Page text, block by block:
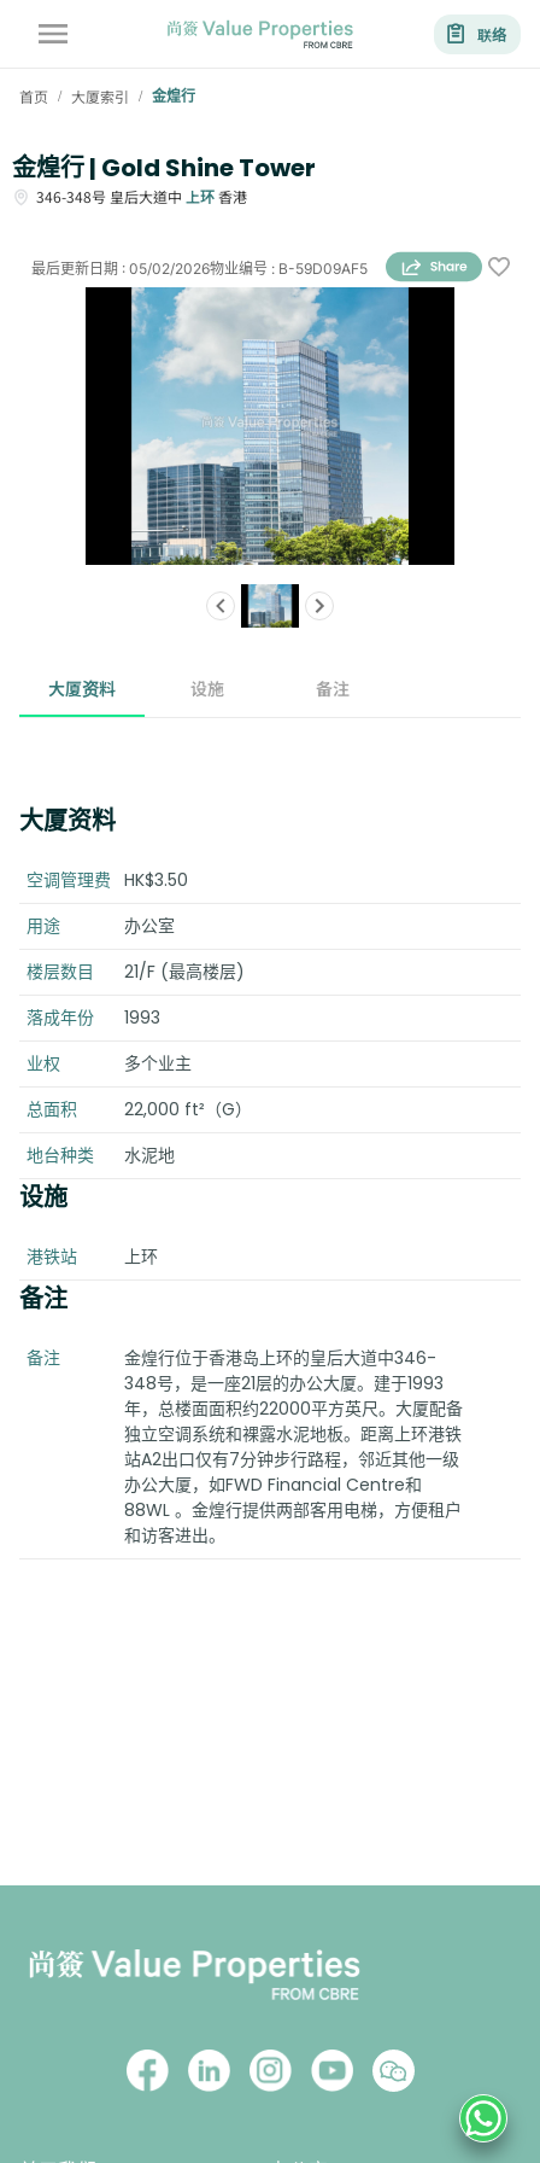
联络
首页 / 大厦索引 / 金煌行
金煌行 | Gold Shine Tower
346-348号 皇后大道中 上环香港
物业编号 : B-59D09AF5
最后更新日期 : 05/02/2026
大厦资料 设施 备注
大厦资料
空调管理费 HK$3.50
用途
办公室
楼层数目
21/F (最高楼层)
落成年份
1993
业权
多个业主
总面积
22,000 ft²（G）
地台种类
水泥地
设施
港铁站 上环
备注
备注
金煌行位于香港岛上环的皇后大道中346-
348号，是一座21层的办公大厦。建于1993
年，总楼面面积约22000平方英尺。大厦配备
独立空调系统和裸露水泥地板。距离上环港铁
站A2出口仅有7分钟步行路程，邻近其他一级
办公大厦，如FWD Financial Centre和
88WL 。金煌行提供两部客用电梯，方便租户
和访客进出。